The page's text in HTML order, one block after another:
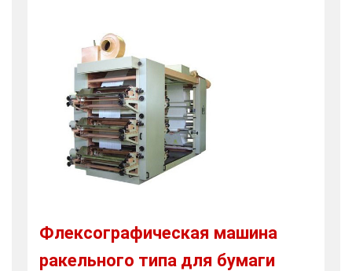
Флексографическая машина
ракельного типа для бумаги